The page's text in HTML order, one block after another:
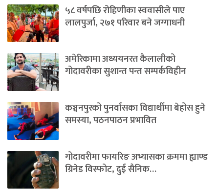
५८ वर्षपछि रोहिणीका स्ववासीले पाए
लालपुर्जा, २७१ परिवार बने जग्गाधनी
अमेरिकामा अध्ययनरत कैलालीको
गोदावरीका सुशान्त पन्त सम्पर्कविहीन
कञ्चनपुरको पुनर्वासका विद्यार्थीमा बेहोस हुने
समस्या, पठनपाठन प्रभावित
गोदावरीमा फायरिङ अभ्यासका क्रममा ह्याण्ड
ग्रिनेड विस्फोट, दुई सैनिक…